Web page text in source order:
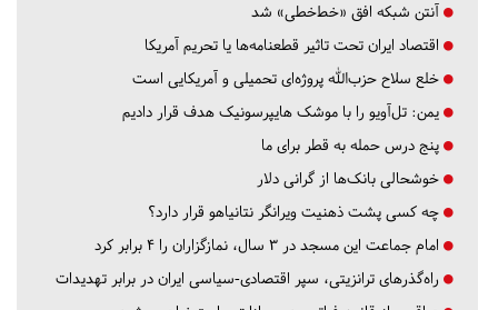
آنتن شبکه افق «خط‌خطی» شد
اقتصاد ایران تحت تاثیر قطعنامه‌ها یا تحریم‌ آمریکا
خلع سلاح حزب‌الله پروژه‌ای تحمیلی و آمریکایی است
یمن: تل‌آویو را با موشک هایپرسونیک هدف قرار دادیم
پنج درس‌ حمله به قطر برای ما
خوشحالی بانک‌ها از گرانی دلار
چه کسی پشت ذهنیت ویرانگر نتانیاهو قرار دارد؟
امام جماعت این مسجد در ۳ سال، نمازگزاران را ۴ برابر کرد
راه‌گذرهای ترانزیتی، سپر اقتصادی-سیاسی ایران در برابر تهدیدات